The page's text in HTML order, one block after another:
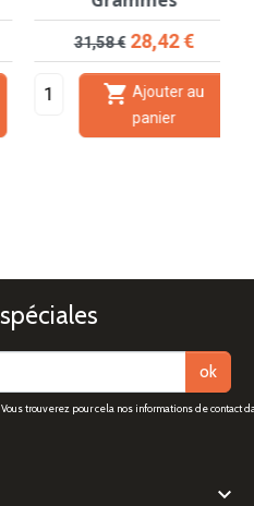
Prix de base
31,58 €Prix
28,42 €
Ajouter au
panier
ok
trouverez pour cela nos informations de contact